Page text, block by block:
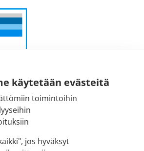
käytetään evästeitä
toimintoihin
jos hyväksyt